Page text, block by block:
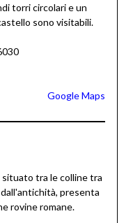
torri circolari e un
sono visitabili.
Google Maps
situato tra le colline tra
presenta
rovine romane.